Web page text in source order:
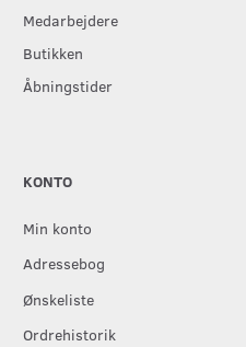
Medarbejdere
Butikken
Åbningstider
KONTO
Min konto
Adressebog
Ønskeliste
Ordrehistorik